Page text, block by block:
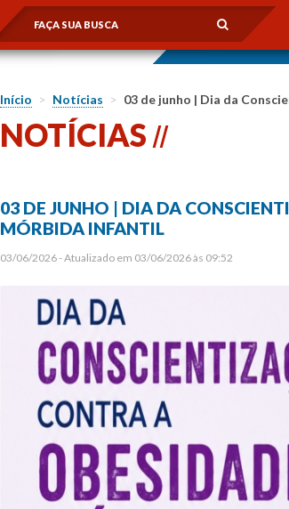
Início > Notícias > 03 de junho | Dia da
NOTÍCIAS
03 DE JUNHO | DIA DA
MÓRBIDA INFANTIL
03/06/2026 - Atualizado em 03/06/2026 às 09:52